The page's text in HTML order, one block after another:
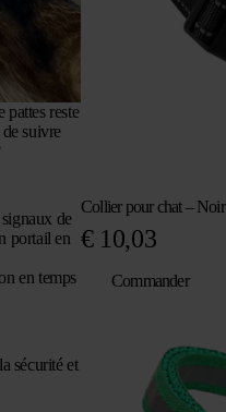
reste
suivre
de
portail en
en temps
sécurité et
Collier pour chat – Noir
€10,03
Commander